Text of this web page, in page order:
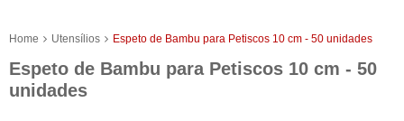
Home Utensílios Espeto de Bambu para Petiscos 10 cm - 50 unidades
Espeto de Bambu para Petiscos 10 cm - 50
unidades